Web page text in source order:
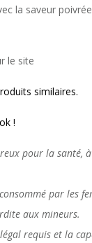
la saveur
le site
similaires.
!
pour la santé,
par les
aux mineurs.
requis et la